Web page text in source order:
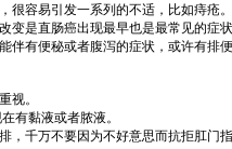
容易引发一系列的不适，比如痔疮。
是直肠癌出现最早也是最常见的症状
便秘或者腹泻的症状，或许有排
视。
有黏液或者脓液。
千万不要因为不好意思而抗拒肛门指